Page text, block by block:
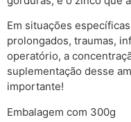
Em situações
prolongados, traumas,
operatório, a
suplementação desse
importante!
Embalagem com 300g